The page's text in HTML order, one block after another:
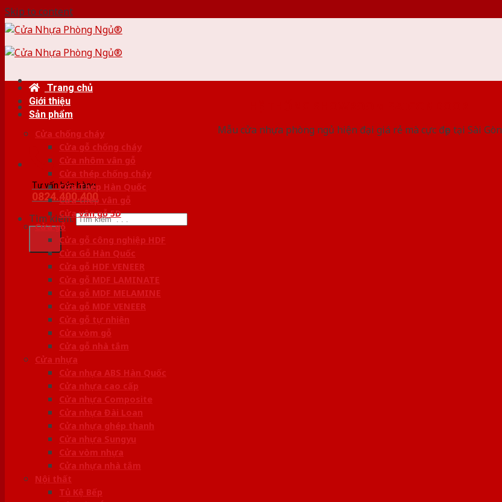
Skip to content
Mẫu cửa nhựa phòng ngủ hiện đại giá rẻ mà cực đẹp tại Sài Gòn
Tư vấn bán hàng
0824.400.400
Tìm kiếm:
Trang chủ
Giới thiệu
Sản phẩm
Cửa chống cháy
Cửa gỗ chống cháy
Cửa nhôm vân gỗ
Cửa thép chống cháy
Cửa Thép Hàn Quốc
Cửa thép vân gỗ
Cửa vân gỗ 5D
Cửa gỗ
Cửa gỗ công nghiệp HDF
Cửa Gỗ Hàn Quốc
Cửa gỗ HDF VENEER
Cửa gỗ MDF LAMINATE
Cửa gỗ MDF MELAMINE
Cửa gỗ MDF VENEER
Cửa gỗ tự nhiên
Cửa vòm gỗ
Cửa gỗ nhà tắm
Cửa nhựa
Cửa nhựa ABS Hàn Quốc
Cửa nhựa cao cấp
Cửa nhựa Composite
Cửa nhựa Đài Loan
Cửa nhựa ghép thanh
Cửa nhựa Sungyu
Cửa vòm nhựa
Cửa nhựa nhà tắm
Nội thất
Tủ Kệ Bếp